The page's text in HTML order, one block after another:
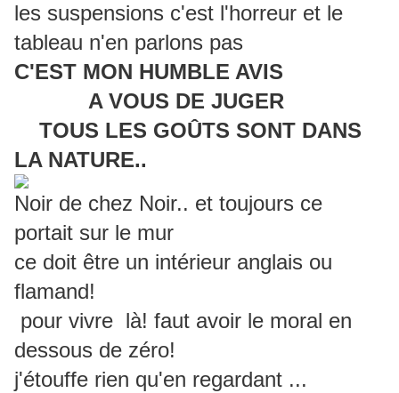
les suspensions c'est l'horreur et le
tableau n'en parlons pas
C'EST MON HUMBLE AVIS
A VOUS DE JUGER
TOUS LES GOÛTS SONT DANS
LA NATURE..
Noir de chez Noir.. et toujours ce
portait sur le mur
ce doit être un intérieur anglais ou
flamand!
pour vivre là! faut avoir le moral en
dessous de zéro!
j'étouffe rien qu'en regardant ...